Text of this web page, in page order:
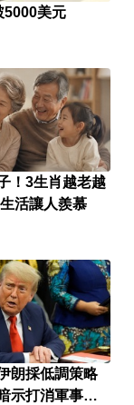
5000美元
！3生肖越老越
活讓人羨慕
朗採低調策略
示打消軍事打